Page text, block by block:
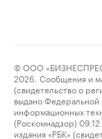
© ООО
2026. Сообщения и
(свидетельство о
выдано Федеральной
информационных
(Роскомнадзор)
издания «РБК»